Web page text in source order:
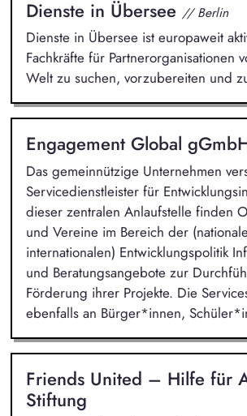
Dienste in Übersee // Berlin
Dienste in Übersee ist europaweit
Fachkräfte für Partnerorganisationen
Welt zu suchen, vorzubereiten und
Engagement Global
Das gemeinnützige Unternehmen
Servicedienstleister für
dieser zentralen Anlaufstelle finden
und Vereine im Bereich der
internationalen) Entwicklungspolitik
und Beratungsangebote zur
Förderung ihrer Projekte. Die
ebenfalls an Bürger*innen,
Friends United – Hilfe für
Stiftung